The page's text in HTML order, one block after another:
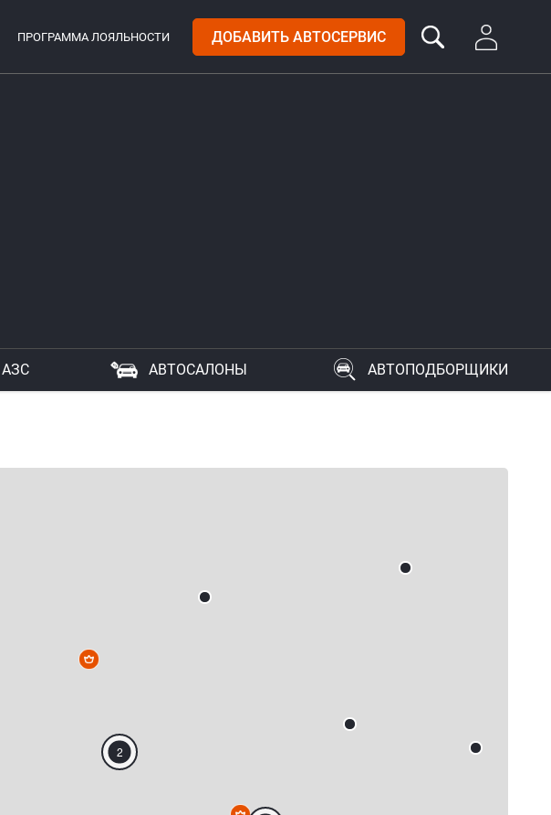
ПРОГРАММА ЛОЯЛЬНОСТИ ДОБАВИТЬ АВТОСЕРВИС
АЗС АВТОСАЛОНЫ АВТОПОДБОРЩИКИ
2